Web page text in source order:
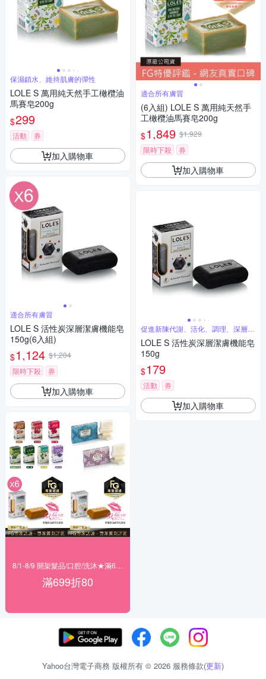
保濕鎖水、維持肌膚的彈性
LOLE S 萬用純天然手工橄欖油
馬賽皂200g
$299
活動 券
加入購物車
適合所有膚質
LOLE S 活性炭深層潔膚機能皂
150g(6入組)
$1,124 $1,204
限時下殺
券
加入購物車
滿699折80
適合所有膚質
(6入組) LOLE S 萬用純天然手
工橄欖油馬賽皂200g
$1,849 $1,929
限時下殺
券
加入購物車
促進新陳代謝、活化、調理、深層清
潔
LOLE S 活性炭深層潔膚機能皂
150g
$179
活動 券
加入購物車
Yahoo台灣電子商務 版權所有 © 2026 服務條款(更新)